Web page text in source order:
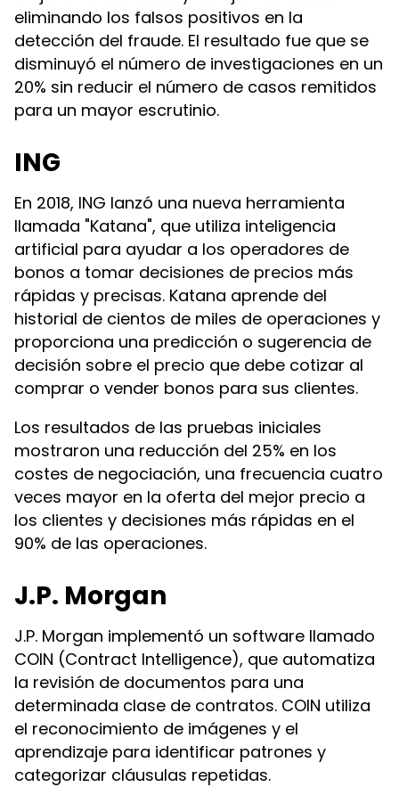
eliminando los falsos positivos en la
detección del fraude. El resultado fue que se
disminuyó el número de investigaciones en un
20% sin reducir el número de casos remitidos
para un mayor escrutinio.
ING
En 2018, ING lanzó una nueva herramienta
llamada "Katana", que utiliza inteligencia
artificial para ayudar a los operadores de
bonos a tomar decisiones de precios más
rápidas y precisas. Katana aprende del
historial de cientos de miles de operaciones y
proporciona una predicción o sugerencia de
decisión sobre el precio que debe cotizar al
comprar o vender bonos para sus clientes.
Los resultados de las pruebas iniciales
mostraron una reducción del 25% en los
costes de negociación, una frecuencia cuatro
veces mayor en la oferta del mejor precio a
los clientes y decisiones más rápidas en el
90% de las operaciones.
J.P. Morgan
J.P. Morgan implementó un software llamado
COIN (Contract Intelligence), que automatiza
la revisión de documentos para una
determinada clase de contratos. COIN utiliza
el reconocimiento de imágenes y el
aprendizaje para identificar patrones y
categorizar cláusulas repetidas.